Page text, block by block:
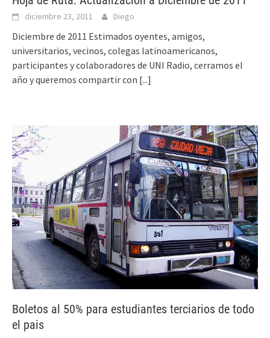
diciembre 23, 2011 Diego
Diciembre de 2011 Estimados oyentes, amigos,
universitarios, vecinos, colegas latinoamericanos,
participantes y colaboradores de UNI Radio, cerramos el
año y queremos compartir con [...]
Boletos al 50% para estudiantes terciarios de todo
el pais